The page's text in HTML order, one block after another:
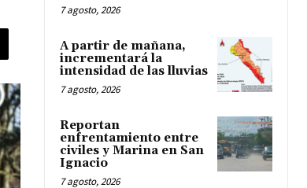
7 agosto, 2026
A partir de mañana,
incrementará la
intensidad de las lluvias
7 agosto, 2026
Reportan
enfrentamiento entre
civiles y Marina en San
Ignacio
7 agosto, 2026